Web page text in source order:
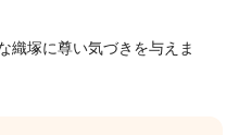
織塚に尊い気づきを与えま